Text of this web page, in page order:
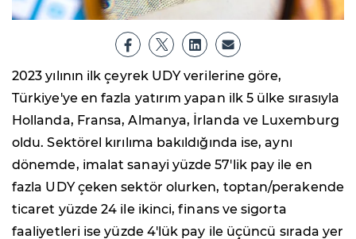
2023 yılının ilk çeyrek UDY verilerine göre,
Türkiye'ye en fazla yatırım yapan ilk 5 ülke sırasıyla
Hollanda, Fransa, Almanya, İrlanda ve Luxemburg
oldu. Sektörel kırılıma bakıldığında ise, aynı
dönemde, imalat sanayi yüzde 57'lik pay ile en
fazla UDY çeken sektör olurken, toptan/perakende
ticaret yüzde 24 ile ikinci, finans ve sigorta
faaliyetleri ise yüzde 4'lük pay ile üçüncü sırada yer